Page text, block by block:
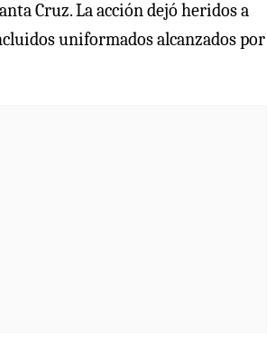
Cruz. La acción dejó heridos a
uniformados alcanzados por